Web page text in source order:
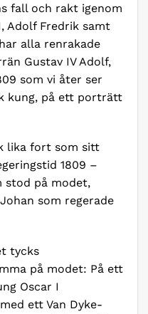
fall och rakt igenom
Adolf Fredrik samt
alla renrakade
Gustav IV Adolf,
som vi åter ser
kung, på ett porträtt
lika fort som sitt
1809 –
stod på modet,
som regerade
tycks
på modet: På ett
Oscar I
ett Van Dyke-